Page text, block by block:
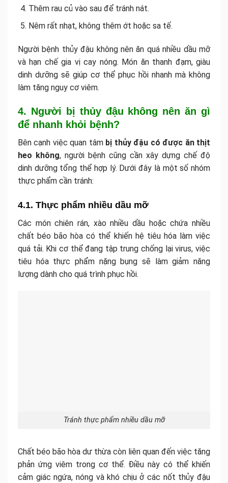
Thêm rau củ vào sau để tránh nát.
Nêm rất nhạt, không thêm ớt hoặc sa tế.
Người bệnh thủy đậu không nên ăn quá nhiều dầu mỡ
và hạn chế gia vị cay nóng. Món ăn thanh đạm, giàu
dinh dưỡng sẽ giúp cơ thể phục hồi nhanh mà không
làm tăng nguy cơ viêm.
4. Người bị thủy đậu không nên ăn gì
để nhanh khỏi bệnh?
Bên cạnh việc quan tâm bị thủy đậu có được ăn thịt
heo không, người bệnh cũng cần xây dựng chế độ
dinh dưỡng tổng thể hợp lý. Dưới đây là một số nhóm
thực phẩm cần tránh:
4.1. Thực phẩm nhiều dầu mỡ
Các món chiên rán, xào nhiều dầu hoặc chứa nhiều
chất béo bão hòa có thể khiến hệ tiêu hóa làm việc
quá tải. Khi cơ thể đang tập trung chống lại virus, việc
tiêu hóa thực phẩm nặng bụng sẽ làm giảm năng
lượng dành cho quá trình phục hồi.
Tránh thực phẩm nhiều dầu mỡ
Chất béo bão hòa dư thừa còn liên quan đến việc tăng
phản ứng viêm trong cơ thể. Điều này có thể khiến
cảm giác ngứa, nóng và khó chịu ở các nốt thủy đậu